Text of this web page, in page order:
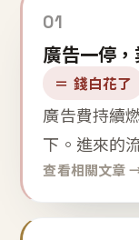
01
廣告一停，
＝ 錢白花了
廣告費持續
下。進來的
查看相關文章